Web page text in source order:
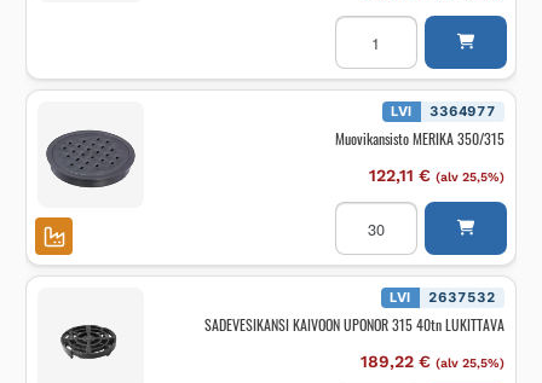
Teleskooppiputki
kansisto
Combi
Works
750,
Kehys
UK
määrä
LVI 3364977
Muovikansisto MERIKA 350/315
122,11 € (alv 25,5%)
Muovikansisto
MERIKA
350/315
määrä
LVI 2637532
SADEVESIKANSI KAIVOON UPONOR 315 40tn LUKITTAVA
189,22 € (alv 25,5%)